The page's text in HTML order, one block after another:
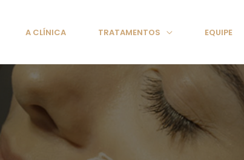
A CLÍNICA TRATAMENTOS EQUIPE